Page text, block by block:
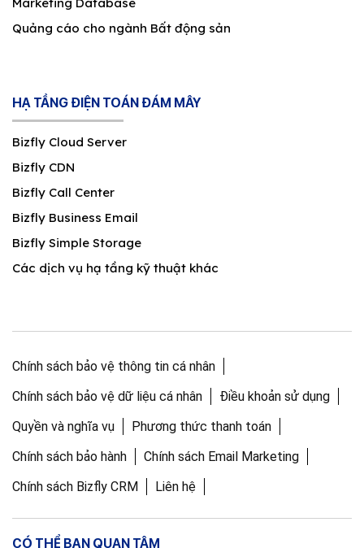
Quảng cáo cho ngành Bất động sản
HẠ TẦNG ĐIỆN TOÁN ĐÁM MÂY
Bizfly Cloud Server
Bizfly CDN
Bizfly Call Center
Bizfly Business Email
Bizfly Simple Storage
Các dịch vụ hạ tầng kỹ thuật khác
Chính sách bảo vệ thông tin cá nhân
Chính sách bảo vệ dữ liệu cá nhân
Điều khoản sử dụng
Quyền và nghĩa vụ
Phương thức thanh toán
Chính sách bảo hành
Chính sách Email Marketing
Chính sách Bizfly CRM
Liên hệ
CÓ THỂ BẠN QUAN TÂM